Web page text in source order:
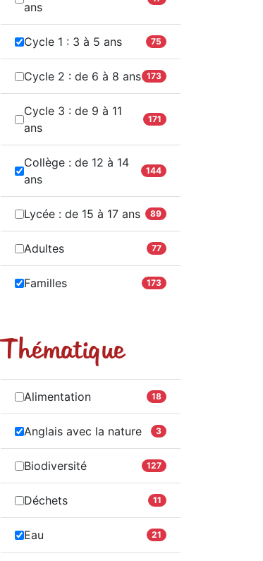
ans
Cycle 1 : 3 à 5 ans 75
Cycle 2 : de 6 à 8 ans 173
Cycle 3 : de 9 à 11
ans
171
Collège : de 12 à 14
ans
144
Lycée : de 15 à 17 ans 89
Adultes 77
Familles 173
Thématique
Alimentation 18
Anglais avec la nature 3
Biodiversité 127
Déchets 11
Eau 21